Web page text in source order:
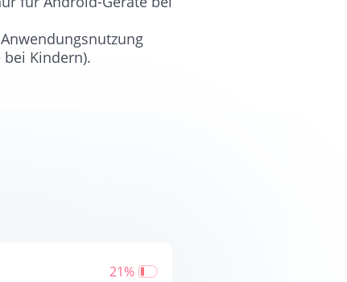
Kindern).
21%